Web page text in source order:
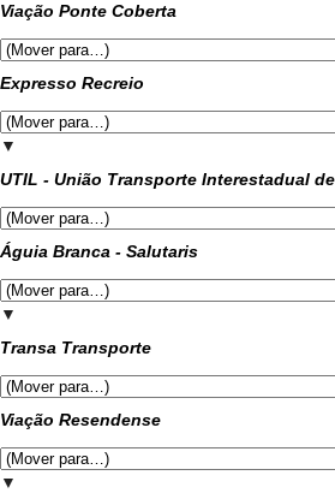
Viação Ponte Coberta
Expresso Recreio
▼
UTIL - União Transporte Interestadual
Águia Branca - Salutaris
▼
Transa Transporte
Viação Resendense
▼